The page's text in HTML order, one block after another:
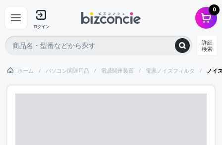
ログイン
0
詳細
検索
ホーム パソコン関連用品 電源関連装置 電源ノイズフィルタ ノイ